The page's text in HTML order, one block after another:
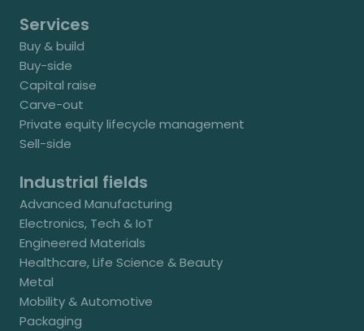
Services
Buy & build
Buy-side
Capital raise
Carve-out
Private equity lifecycle management
Sell-side
Industrial fields
Advanced Manufacturing
Electronics, Tech & IoT
Engineered Materials
Healthcare, Life Science & Beauty
Metal
Mobility & Automotive
Packaging